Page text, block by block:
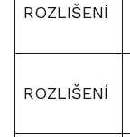
ROZLIŠENÍ
ROZLIŠENÍ